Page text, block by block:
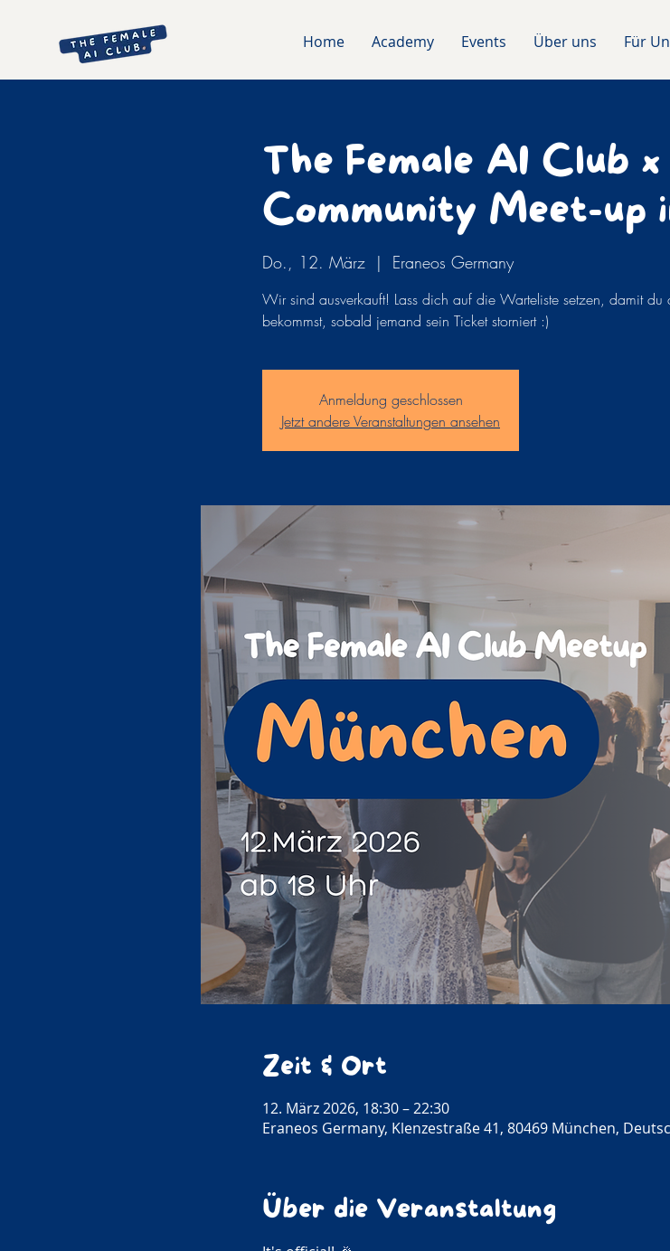
Home Academy Events Über uns Für
The Female AI Club
Community Meet-up
Do., 12. März
  |
Eraneos Germany
Wir sind ausverkauft! Lass dich auf die Warteliste setzen, damit du
bekommst, sobald jemand sein Ticket storniert :)
Anmeldung geschlossen
Jetzt andere Veranstaltungen ansehen
Zeit & Ort
12. März 2026, 18:30 – 22:30
Eraneos Germany, Klenzestraße 41, 80469 München,
Über die Veranstaltung